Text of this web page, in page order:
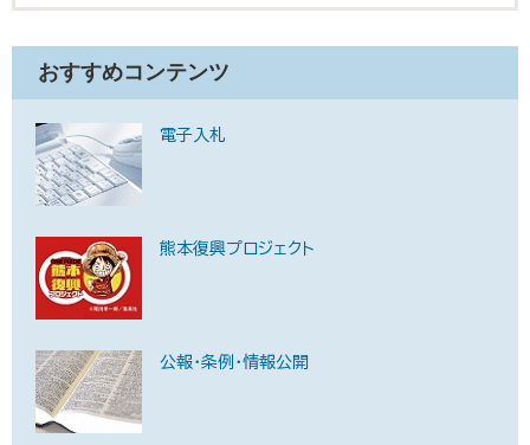
おすすめコンテンツ
電子入札
熊本復興プロジェクト
公報・条例・情報公開